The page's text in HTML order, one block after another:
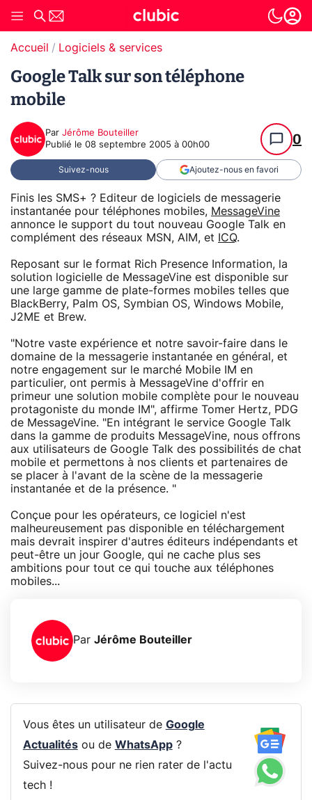
Accueil Logiciels & services
Google Talk sur son téléphone
mobile
Par Jérôme Bouteiller
Publié le 08 septembre 2005 à 00h00 0
Suivez-nous Ajoutez-nous en favori
Finis les SMS+ ? Editeur de logiciels de messagerie
instantanée pour téléphones mobiles, MessageVine
annonce le support du tout nouveau Google Talk en
complément des réseaux MSN, AIM, et
ICQ.
Reposant sur le format Rich Presence Information, la
solution logicielle de MessageVine est disponible sur
une large gamme de plate-formes mobiles telles que
BlackBerry, Palm OS, Symbian OS, Windows Mobile,
J2ME et Brew.
"Notre vaste expérience et notre savoir-faire dans le
domaine de la messagerie instantanée en général, et
notre engagement sur le marché Mobile IM en
particulier, ont permis à MessageVine d'offrir en
primeur une solution mobile complète pour le nouveau
protagoniste du monde IM", affirme Tomer Hertz, PDG
de MessageVine. "En intégrant le service Google Talk
dans la gamme de produits MessageVine, nous offrons
aux utilisateurs de Google Talk des possibilités de chat
mobile et permettons à nos clients et partenaires de
se placer à l'avant de la scène de la messagerie
instantanée et de la présence. "
Conçue pour les opérateurs, ce logiciel n'est
malheureusement pas disponible en téléchargement
mais devrait inspirer d'autres éditeurs indépendants et
peut-être un jour Google, qui ne cache plus ses
ambitions pour tout ce qui touche aux téléphones
mobiles...
Par Jérôme Bouteiller
Vous êtes un utilisateur de Google
Actualitésou de WhatsApp?
Suivez-nous pour ne rien rater de l'actu
tech !